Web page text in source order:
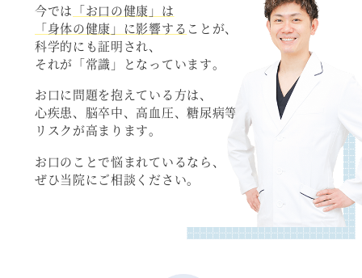
今では 「お口の健康」は
「身体の健康」に影響する ことが、
科学的にも証明され、
それが「常識」となっています。
お口に問題を抱えている方は、
心疾患、脳卒中、高血圧、糖尿病等の
リスクが高まります。
お口のことで悩まれているなら、
ぜひ当院にご相談ください。